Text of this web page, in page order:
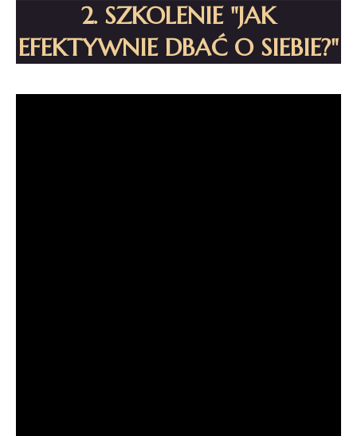
2. SZKOLENIE "JAK
EFEKTYWNIE DBAĆ O SIEBIE?"